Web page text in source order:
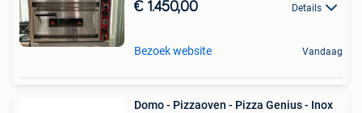
€ 1.450,00 Details
Bezoek website Vandaag
Domo - Pizzaoven - Pizza Genius - Inox